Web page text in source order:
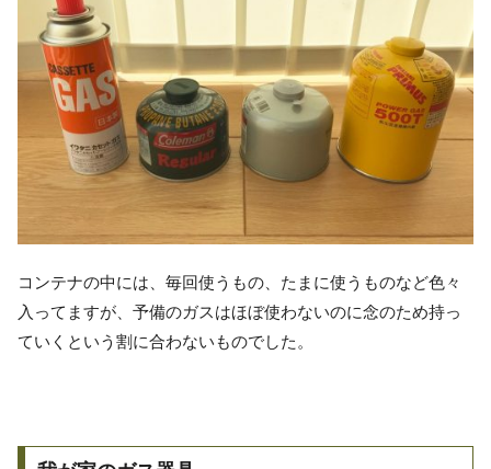
コンテナの中には、毎回使うもの、たまに使うものなど色々
入ってますが、予備のガスはほぼ使わないのに念のため持っ
ていくという割に合わないものでした。